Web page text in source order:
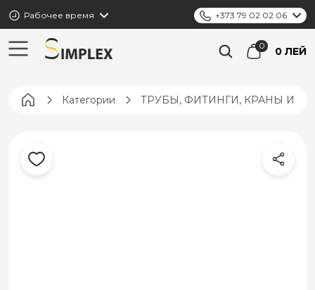
Рабочее время +373 79 02 02 06
0 ЛЕЙ
Pagina principală
Категории ТРУБЫ, ФИТИНГИ, КРАНЫ И